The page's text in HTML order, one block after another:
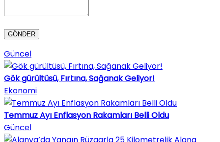
Güncel
Gök gürültüsü, Fırtına, Sağanak Geliyor!
Ekonomi
Temmuz Ayı Enflasyon Rakamları Belli Oldu
Güncel